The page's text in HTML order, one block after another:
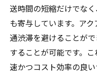
送時間の短縮だけでな
も寄与しています。ア
通渋滞を避けることが
することが可能です。
速かつコスト効率の良